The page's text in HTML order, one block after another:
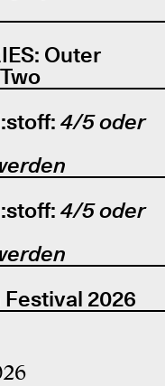
Outer
4/5 oder
4/5 oder
Festival 2026